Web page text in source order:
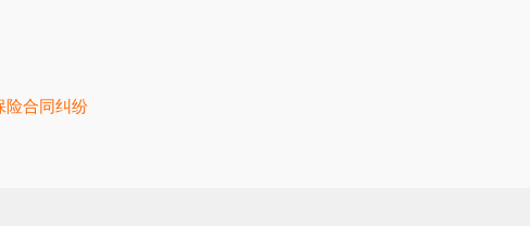
险合同纠纷